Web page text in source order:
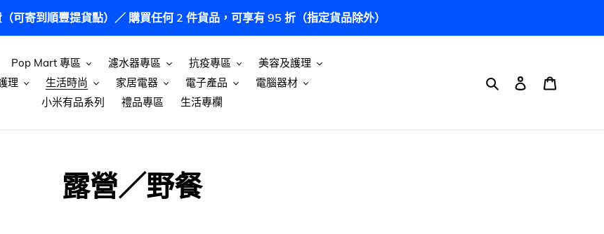
可寄到順豐提貨點）／ 購買任何 2 件貨品，可享有 95 折（指定貨品除外）
Pop Mart 專區 濾水器專區 抗疫專區
美容及護理
理
生活時尚 家居電器 電子產品
電腦器材
小米有品系列
禮品專區 生活專欄
搜尋 登入
商
露營／野餐